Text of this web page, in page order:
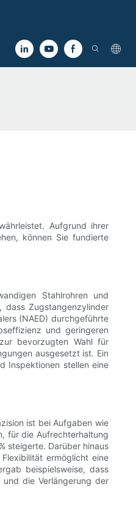
Aufgrund ihrer
können Sie fundierte
Stahlrohren und
dass Zugstangenzylinder
(NAED) durchgeführte
und geringeren
bevorzugten Wahl für
ausgesetzt ist. Ein
Inspektionen stellen eine
ist bei Aufgaben wie
für die Aufrechterhaltung
steigerte. Darüber hinaus
ermöglicht eine
beispielsweise, dass
die Verlängerung der